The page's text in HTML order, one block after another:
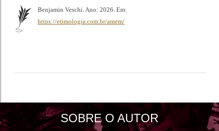
Benjamin Veschi. Ano: 2026. Em:
https://etimologia.com.br/amem/
SOBRE O AUTOR